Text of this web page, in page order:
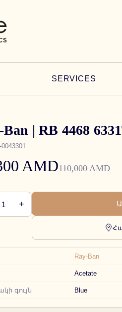
SERVICES
| RB 4468
0043301
AMD110,000 AMD
1 +
Ray-Ban
Acetate
գույն Blue